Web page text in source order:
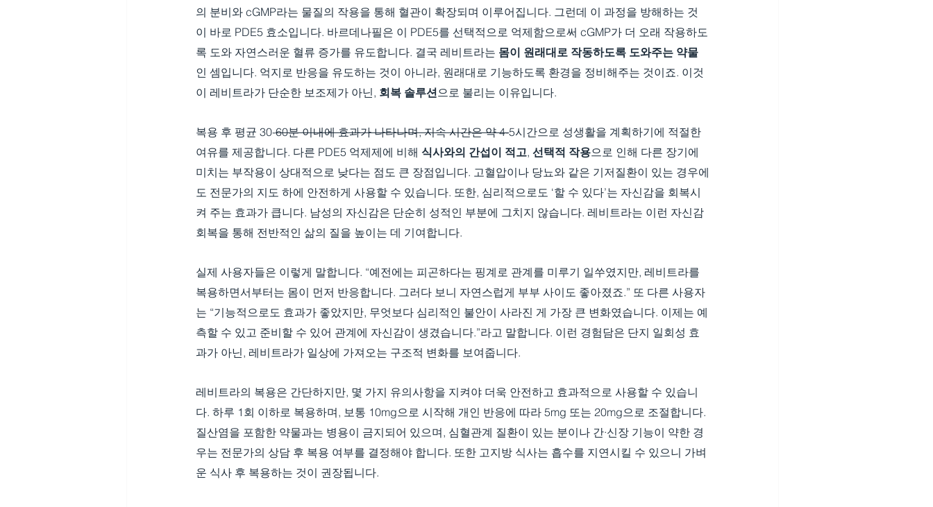
의 분비와 cGMP라는 물질의 작용을 통해 혈관이 확장되며 이루어집니다. 그런데 이 과정을 방해하는 것
이 바로 PDE5 효소입니다. 바르데나필은 이 PDE5를 선택적으로 억제함으로써 cGMP가 더 오래 작용하도
록 도와 자연스러운 혈류 증가를 유도합니다. 결국 레비트라는 몸이 원래대로 작동하도록 도와주는 약물
인 셈입니다. 억지로 반응을 유도하는 것이 아니라, 원래대로 기능하도록 환경을 정비해주는 것이죠. 이것
이 레비트라가 단순한 보조제가 아닌, 회복 솔루션으로 불리는 이유입니다.
복용 후 평균 30-60분 이내에 효과가 나타나며, 지속 시간은 약 4-5시간으로 성생활을 계획하기에 적절한
여유를 제공합니다. 다른 PDE5 억제제에 비해 식사와의 간섭이 적고, 선택적 작용으로 인해 다른 장기에
미치는 부작용이 상대적으로 낮다는 점도 큰 장점입니다. 고혈압이나 당뇨와 같은 기저질환이 있는 경우에
도 전문가의 지도 하에 안전하게 사용할 수 있습니다. 또한, 심리적으로도 ‘할 수 있다’는 자신감을 회복시
켜 주는 효과가 큽니다. 남성의 자신감은 단순히 성적인 부분에 그치지 않습니다. 레비트라는 이런 자신감
회복을 통해 전반적인 삶의 질을 높이는 데 기여합니다.
실제 사용자들은 이렇게 말합니다. “예전에는 피곤하다는 핑계로 관계를 미루기 일쑤였지만, 레비트라를
복용하면서부터는 몸이 먼저 반응합니다. 그러다 보니 자연스럽게 부부 사이도 좋아졌죠.” 또 다른 사용자
는 “기능적으로도 효과가 좋았지만, 무엇보다 심리적인 불안이 사라진 게 가장 큰 변화였습니다. 이제는 예
측할 수 있고 준비할 수 있어 관계에 자신감이 생겼습니다.”라고 말합니다. 이런 경험담은 단지 일회성 효
과가 아닌, 레비트라가 일상에 가져오는 구조적 변화를 보여줍니다.
레비트라의 복용은 간단하지만, 몇 가지 유의사항을 지켜야 더욱 안전하고 효과적으로 사용할 수 있습니
다. 하루 1회 이하로 복용하며, 보통 10mg으로 시작해 개인 반응에 따라 5mg 또는 20mg으로 조절합니다.
질산염을 포함한 약물과는 병용이 금지되어 있으며, 심혈관계 질환이 있는 분이나 간·신장 기능이 약한 경
우는 전문가의 상담 후 복용 여부를 결정해야 합니다. 또한 고지방 식사는 흡수를 지연시킬 수 있으니 가벼
운 식사 후 복용하는 것이 권장됩니다.